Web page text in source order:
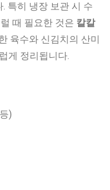
특히 냉장 보관 시 수
때 필요한 것은 칼칼
육수와 신김치의 산미
게 정리됩니다.
)